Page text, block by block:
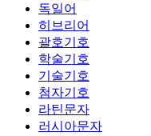
독일어
히브리어
괄호기호
학술기호
기술기호
첨자기호
라틴문자
러시아문자